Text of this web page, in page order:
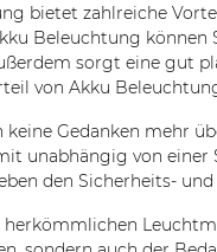
bietet zahlreiche
Beleuchtung können
sorgt eine gut
von Akku
keine Gedanken mehr
unabhängig von
den Sicherheits-
herkömmlichen